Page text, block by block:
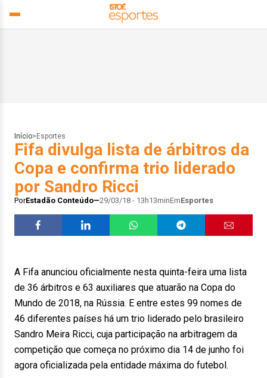
Início> Esportes
Fifa divulga lista de árbitros da
Copa e confirma trio liderado
por Sandro Ricci
PorEstadão Conteúdo 29/03/18 - 13h13minEmEsportes
A Fifa anunciou oficialmente nesta quinta-feira uma lista
de 36 árbitros e 63 auxiliares que atuarão na Copa do
Mundo de 2018, na Rússia. E entre estes 99 nomes de
46 diferentes países há um trio liderado pelo brasileiro
Sandro Meira Ricci, cuja participação na arbitragem da
competição que começa no próximo dia 14 de junho foi
agora oficializada pela entidade máxima do futebol.